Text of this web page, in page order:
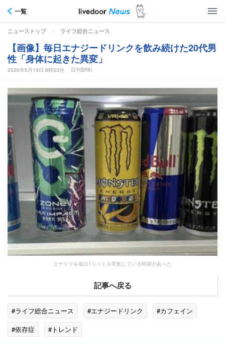
一覧
ニューストップ > ライフ総合ニュース
【画像】毎日エナジードリンクを飲み続けた20代男
性「身体に起きた異変」
2026年5月19日 8時53分 日刊SPA!
エナドリを毎日1リットル常飲している時期があった
記事へ戻る
#ライフ総合ニュース #エナジードリンク
#カフェイン
#依存症
#トレンド